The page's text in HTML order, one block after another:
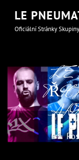
LE
Oficiální Stránky Skupiny
LE